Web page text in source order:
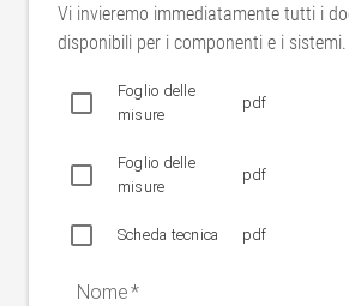
Grado di protezione
Vi invieremo immediatamente tutti i
disponibili per i componenti e i sistemi.
Foglio delle
misure
pdf
Foglio delle
misure
pdf
Scheda tecnica pdf
Nome